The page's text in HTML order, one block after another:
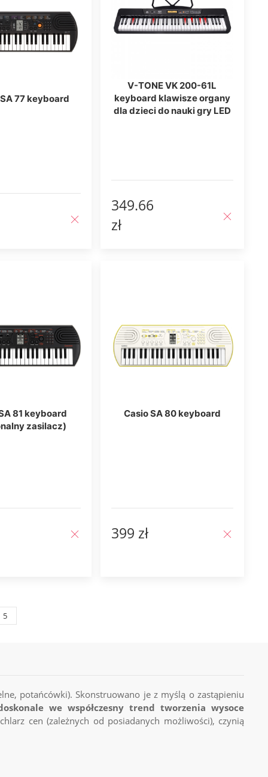
77 keyboard
V-TONE VK 200-61L
keyboard klawisze organy
dla dzieci do nauki gry LED
349.66
zł
81 keyboard
zasilacz)
Casio SA 80 keyboard
399 zł
5
potańcówki). Skonstruowano je z myślą o zastąpieniu
we współczesny trend tworzenia wysoce
cen (zależnych od posiadanych możliwości), czynią